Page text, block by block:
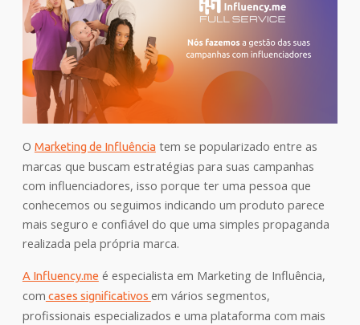
O Marketing de Influênciatem se popularizado entre as
marcas que buscam estratégias para suas campanhas
com influenciadores, isso porque ter uma pessoa que
conhecemos ou seguimos indicando um produto parece
mais seguro e confiável do que uma simples propaganda
realizada pela própria marca.
A Influency.me é especialista em Marketing de Influência,
com cases significativos em vários segmentos,
profissionais especializados e uma plataforma com mais